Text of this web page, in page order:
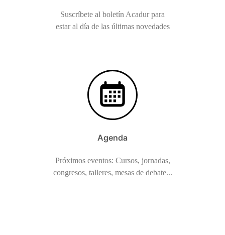
Suscríbete al boletín Acadur para
estar al día de las últimas novedades
Agenda
Próximos eventos: Cursos, jornadas,
congresos, talleres, mesas de debate...